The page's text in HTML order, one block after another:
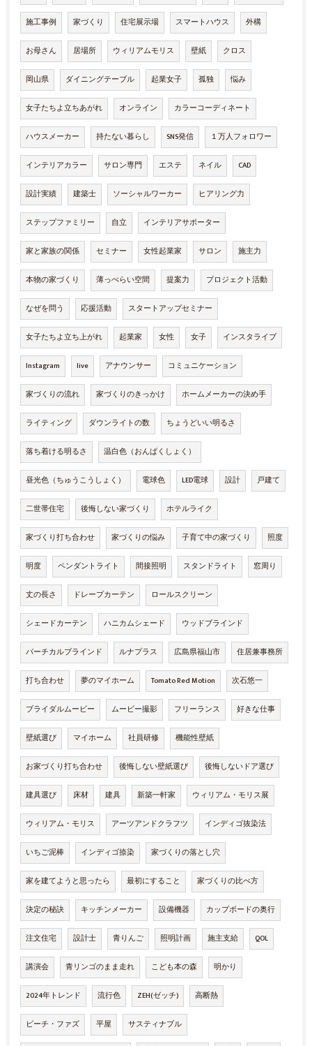
施工事例 家づくり 住宅展示場 スマートハウス 外構
お母さん 居場所 ウィリアムモリス 壁紙 クロス
岡山県 ダイニングテーブル 起業女子 孤独 悩み
女子たちよ立ちあがれ オンライン カラーコーディネート
ハウスメーカー 持たない暮らし SNS発信 １万人フォロワー
インテリアカラー サロン専門 エステ ネイル CAD
設計実績 建築士 ソーシャルワーカー ヒアリング力
ステップファミリー 自立 インテリアサポーター
家と家族の関係 セミナー 女性起業家 サロン 施主力
本物の家づくり 薄っぺらい空間 提案力 プロジェクト活動
なぜを問う 応援活動 スタートアップセミナー
女子たちよ立ち上がれ 起業家 女性 女子 インスタライブ
Instagram live アナウンサー コミュニケーション
家づくりの流れ 家づくりのきっかけ ホームメーカーの決め手
ライティング ダウンライトの数 ちょうどいい明るさ
落ち着ける明るさ 温白色（おんぱくしょく）
昼光色（ちゅうこうしょく） 電球色 LED電球 設計 戸建て
二世帯住宅 後悔しない家づくり ホテルライク
家づくり打ち合わせ 家づくりの悩み 子育て中の家づくり 照度
明度 ペンダントライト 間接照明 スタンドライト 窓周り
丈の長さ ドレープカーテン ロールスクリーン
シェードカーテン ハニカムシェード ウッドブラインド
バーチカルブラインド ルナプラス 広島県福山市 住居兼事務所
打ち合わせ 夢のマイホーム Tomato Red Motion 次石悠一
ブライダルムービー ムービー撮影 フリーランス 好きな仕事
壁紙選び マイホーム 社員研修 機能性壁紙
お家づくり打ち合わせ 後悔しない壁紙選び 後悔しないドア選び
建具選び 床材 建具 新築一軒家 ウィリアム・モリス展
ウィリアム・モリス アーツアンドクラフツ インディゴ抜染法
いちご泥棒 インディゴ捺染 家づくりの落とし穴
家を建てようと思ったら 最初にすること 家づくりの比べ方
決定の秘訣 キッチンメーカー 設備機器 カップボードの奥行
注文住宅 設計士 青りんご 照明計画 施主支給 QOL
講演会 青リンゴのまま走れ こども本の森 明かり
2024年トレンド 流行色 ZEH(ゼッチ) 高断熱
ピーチ・ファズ 平屋 サスティナブル